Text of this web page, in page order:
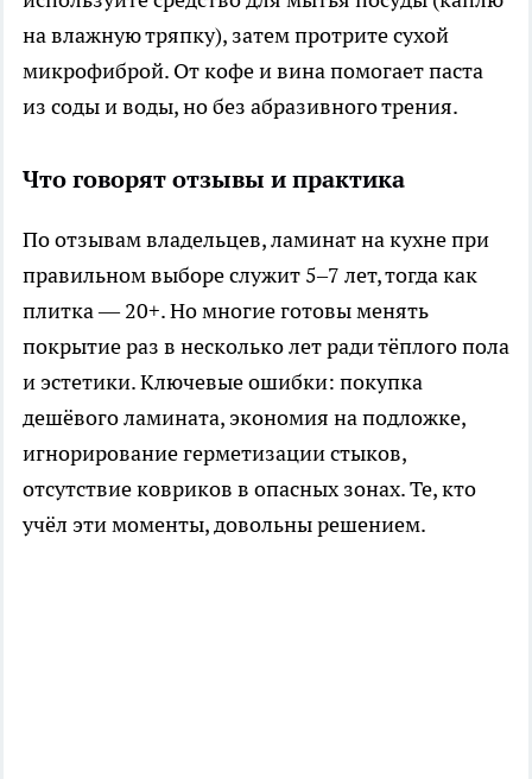
на влажную тряпку), затем протрите сухой
микрофиброй. От кофе и вина помогает паста
из соды и воды, но без абразивного трения.
Что говорят отзывы и практика
По отзывам владельцев, ламинат на кухне при
правильном выборе служит 5–7 лет, тогда как
плитка — 20+. Но многие готовы менять
покрытие раз в несколько лет ради тёплого пола
и эстетики. Ключевые ошибки: покупка
дешёвого ламината, экономия на подложке,
игнорирование герметизации стыков,
отсутствие ковриков в опасных зонах. Те, кто
учёл эти моменты, довольны решением.